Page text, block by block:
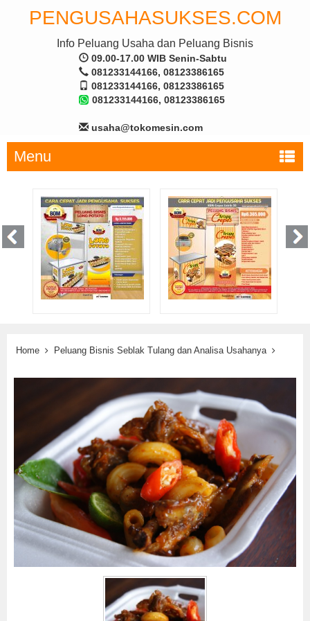
PENGUSAHASUKSES.COM
Info Peluang Usaha dan Peluang Bisnis
09.00-17.00 WIB Senin-Sabtu
081233144166, 08123386165
081233144166, 08123386165
081233144166, 08123386165
usaha@tokomesin.com
Menu
Home Peluang Bisnis Seblak Tulang dan Analisa Usahanya